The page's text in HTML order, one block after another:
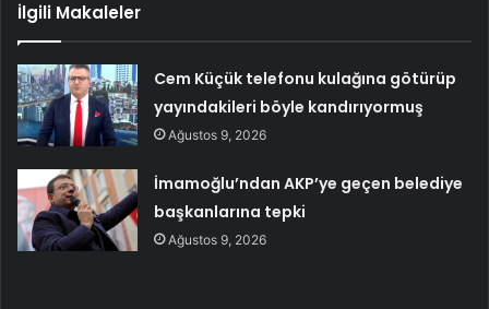
İlgili Makaleler
Cem Küçük telefonu kulağına götürüp
yayındakileri böyle kandırıyormuş
Ağustos 9, 2026
İmamoğlu’ndan AKP’ye geçen belediye
başkanlarına tepki
Ağustos 9, 2026